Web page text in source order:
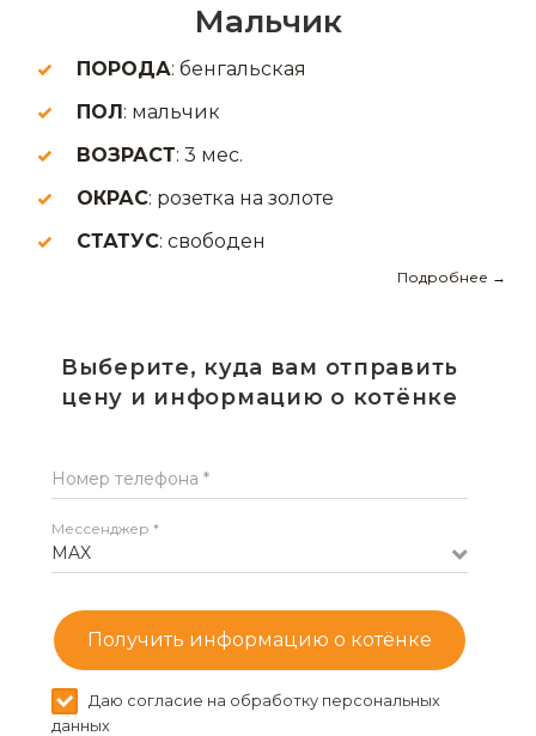
Мальчик
ПОРОДА: бенгальская
ПОЛ: мальчик
ВОЗРАСТ: 3 мес.
ОКРАС: розетка на золоте
СТАТУС: свободен
Подробнее →
Выберите, куда вам отправить
цену и информацию о котёнке
Номер телефона *
Мессенджер *
MAX
Получить информацию о котёнке
Даю согласие на обработку персональных
данных